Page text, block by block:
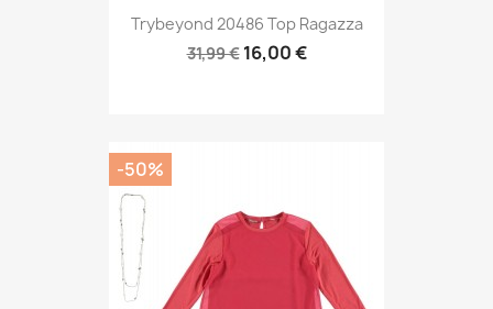
Trybeyond 20486 Top Ragazza
31,99 € 16,00 €
-50%